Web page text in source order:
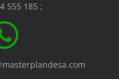
555 185 ;